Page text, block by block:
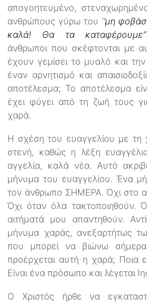
απογοητευμένο,
ανθρώπους γύρω του ‘‘μη
καλά! Θα τα καταφέρουμε’’
άνθρωποι που σκέφτονται με
έχουν γεμίσει το μυαλό και
έναν αρνητισμό και
αποτέλεσμα; Το αποτέλεσμα
έχει φύγει από τη ζωή τους
χαρά.
Η σχέση του ευαγγελίου με τη
στενή, καθώς η λέξη
αγγελία, καλά νέα. Αυτό
μήνυμα του ευαγγελίου. Ένα
τον άνθρωπο ΣΗΜΕΡΑ. Όχι στο
Όχι όταν όλα τακτοποιηθούν.
αιτήματά μου απαντηθούν.
μήνυμα χαράς, ανεξαρτήτως
που μπορεί να βιώνω
προέρχεται αυτή η χαρά; Ποια
Είναι ένα πρόσωπο και λέγεται
Ο Χριστός ήρθε να